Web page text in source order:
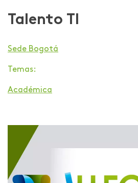
Talento TI
Sede Bogotá
Temas:
Académica